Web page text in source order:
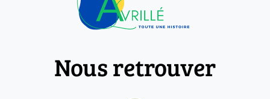
Nous retrouver